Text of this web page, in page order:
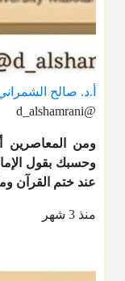
أ.د. صالح
@d_alshamrani
ومن المعاصرين
وحسبك بقول
عند ختم القرآن
منذ 3 شهر